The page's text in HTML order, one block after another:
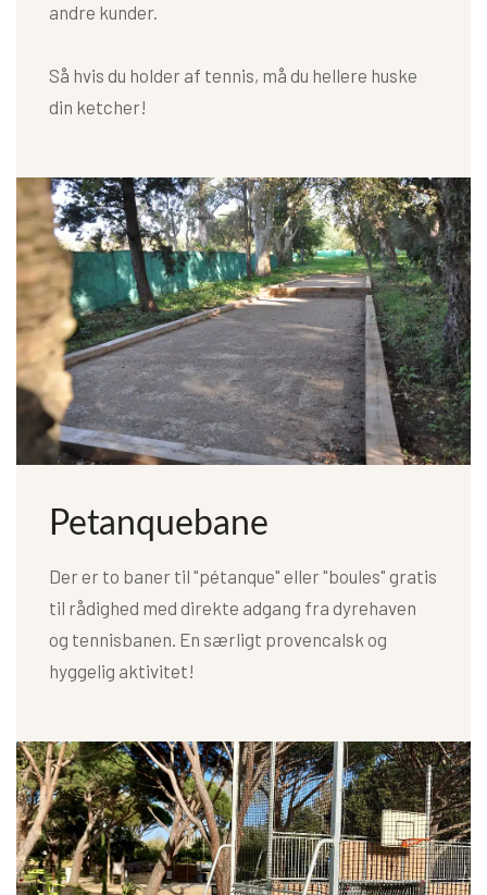
andre kunder.
Så hvis du holder af tennis, må du hellere huske
din ketcher!
Petanquebane
Der er to baner til "pétanque" eller "boules" gratis
til rådighed med direkte adgang fra dyrehaven
og tennisbanen. En særligt provencalsk og
hyggelig aktivitet!